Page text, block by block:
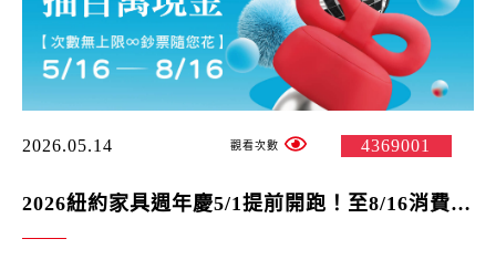
2026.05.14 4369001
2026紐約家具週年慶5/1提前開跑！至8/16消費滿額 抽百萬現金 鈔票隨你花 一直抽！一直拿！次數無上限 好運好手氣 -紐約家具設計中心